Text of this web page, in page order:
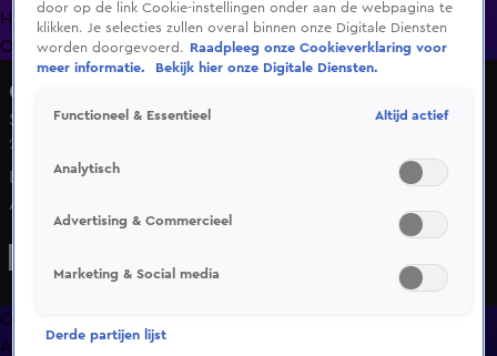
HomeUitzending Gemist Programma's De Bondgenoten
OranjezomerLivestreamsShop
Overtreders
Seizoen 11, aflevering 17
20 mei 2025, 18:53
Iemand verzamelt seksspeeltjes uit een berg afval in
Amsterdam. Er wordt volop gefietst in een
voetgangersgebied in Leiden en scooterrijders slaan op de
Overzicht
Afleveringen
door op de link Cookie-instellingen onder aan de webpagina te
klikken. Je selecties zullen overal binnen onze Digitale Diensten
worden doorgevoerd.
Raadpleeg onze Cookieverklaring voor
meer informatie.
Bekijk hier onze Digitale Diensten.
Functioneel & Essentieel Altijd actief
Analytisch
Advertising & Commercieel
Marketing & Social media
Derde partijen lijst